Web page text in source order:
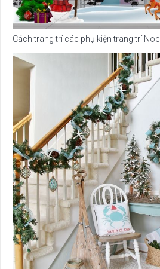
Cách trang trí các phụ kiện trang trí Noel